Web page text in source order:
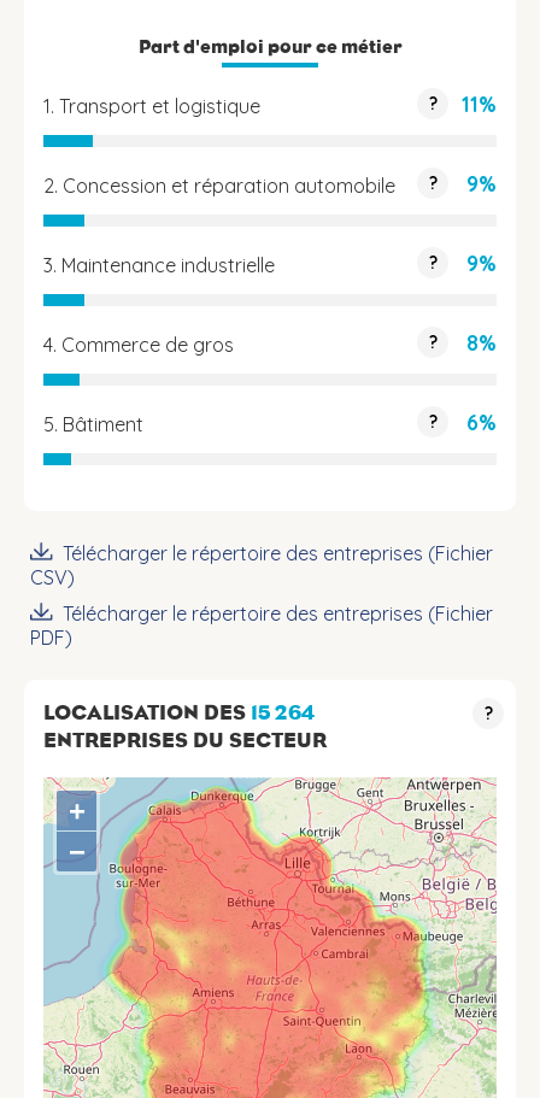
Part d'emploi pour ce métier
1. Transport et logistique ? 11%
2. Concession et réparation automobile ? 9%
3. Maintenance industrielle ? 9%
4. Commerce de gros ? 8%
5. Bâtiment ? 6%
Télécharger le répertoire des entreprises (Fichier
CSV)
Télécharger le répertoire des entreprises (Fichier
PDF)
LOCALISATION DES 15 264
ENTREPRISES DU SECTEUR
?
+
−